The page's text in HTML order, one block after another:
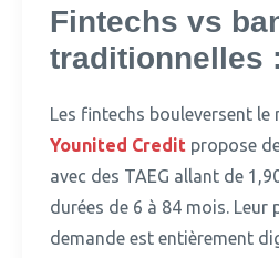
Fintechs vs
traditionnelles
Les fintechs bouleversent le
Younited Credit propose
avec des TAEG allant de
durées de 6 à 84 mois. Leur
demande est entièrement